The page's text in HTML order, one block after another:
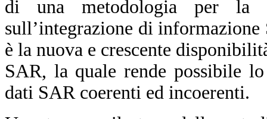
di una metodologia per la
sull’integrazione di
è la nuova e crescente
SAR, la quale rende possibile
dati SAR coerenti ed incoerenti.